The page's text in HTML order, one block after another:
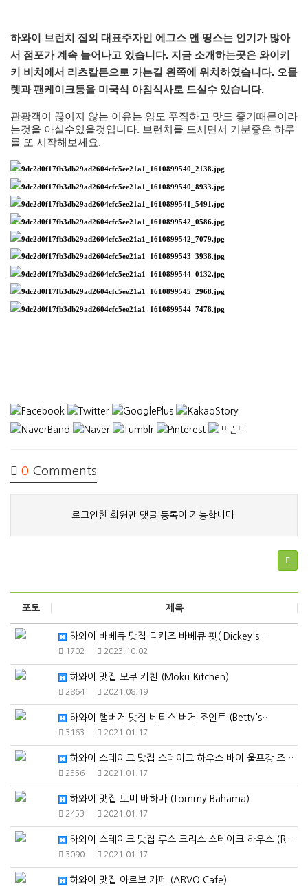
하와이 브런치 집의 대표주자인 에그스 앤 띵스는 인기가 많아
서 점포가 계속 늘어나고 있습니다. 지금 소개하는곳은 와이키
키 비치에서 리츠칼튼으로 가는길 왼쪽에 위치하였습니다. 오믈
렛과 팬케이크등을 미국식 아침식사로 드실수 있습니다.
관광객이 끊이지 않는 이유는 양도 푸짐하고 맛도 좋기때문이라
는것을 아실수있을것입니다. 브런치를 드시면서 기분좋은 하루
를 또 시작해보세요.
0 Comments
로그인한 회원만 댓글 등록이 가능합니다.
포토 제목
하와이 바베큐 맛집 디키즈 바베큐 핏( Dickey's…
1702 2023.10.02
하와이 맛집 모쿠 키친 (Moku Kitchen)
2864 2021.08.19
하와이 햄버거 맛집 베티스 버거 조인트 (Betty's…
3163 2021.01.17
하와이 스테이크 맛집 스테이크 하우스 바이 울프강 즈위…
2556 2021.01.17
하와이 맛집 토미 바하마 (Tommy Bahama)
2453 2021.01.17
하와이 스테이크 맛집 루스 크리스 스테이크 하우스 (R…
3090 2021.01.17
하와이 맛집 아르보 카페 (ARVO Cafe)